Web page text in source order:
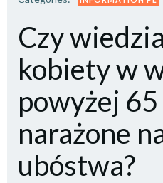
Czy
kobiety w
powyżej 65
narażone
ubóstwa?